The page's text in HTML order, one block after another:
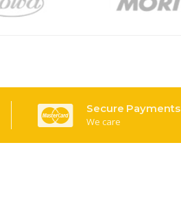
Secure Payments
We care